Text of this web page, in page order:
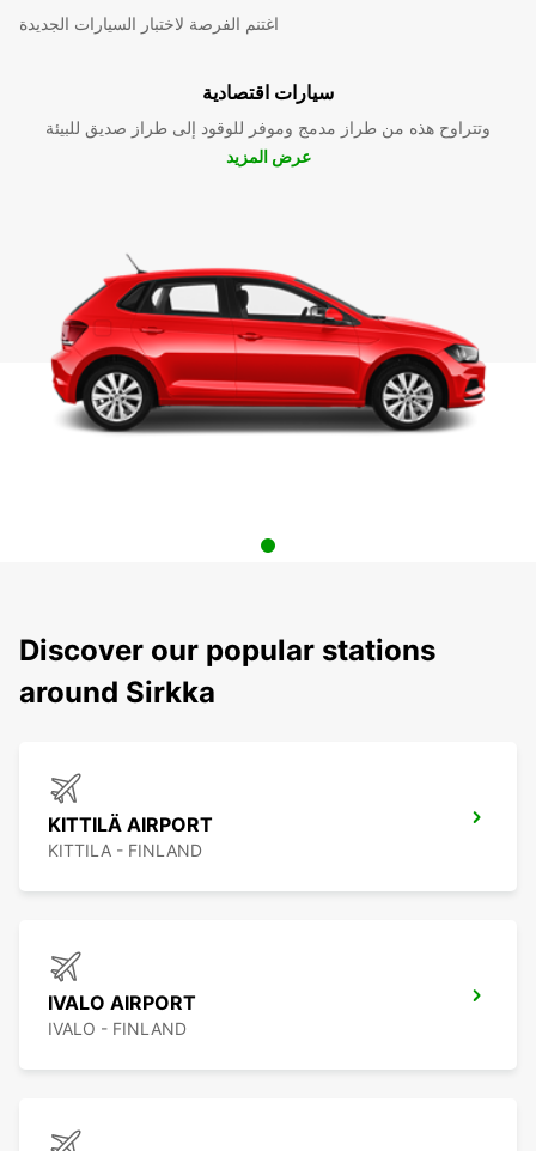
اغتنم الفرصة لاختبار السيارات الجديدة
سيارات اقتصادية
وتتراوح هذه من طراز مدمج وموفر للوقود إلى طراز صديق للبيئة
عرض المزيد
Discover our popular stations
around Sirkka
KITTILÄ AIRPORT
KITTILA - FINLAND
IVALO AIRPORT
IVALO - FINLAND